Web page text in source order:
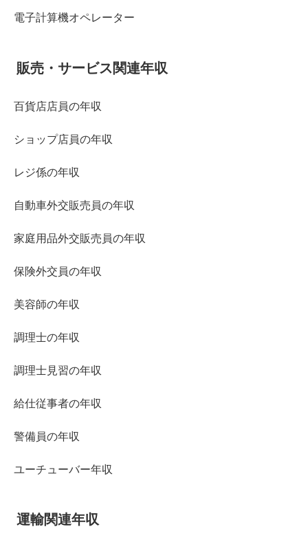
電子計算機オペレーター
販売・サービス関連年収
百貨店店員の年収
ショップ店員の年収
レジ係の年収
自動車外交販売員の年収
家庭用品外交販売員の年収
保険外交員の年収
美容師の年収
調理士の年収
調理士見習の年収
給仕従事者の年収
警備員の年収
ユーチューバー年収
運輸関連年収